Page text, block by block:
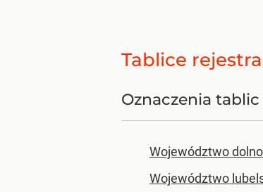
Tablice
Oznaczenia
Województwo
Województwo